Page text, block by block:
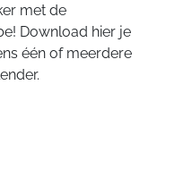
met de
Download hier je
één of meerdere